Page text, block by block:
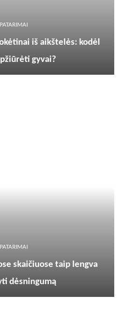
PATARIMAI
iš aikštelės: kodėl
gyvai?
PATARIMAI
skaičiuose taip lengva
dėsningumą